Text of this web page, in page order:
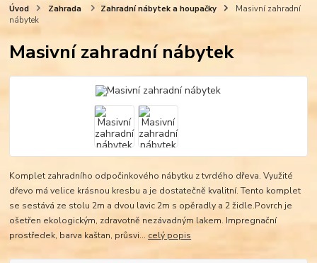
Úvod Zahrada Zahradní nábytek a houpačky
Masivní zahradní
nábytek
Masivní zahradní nábytek
Komplet zahradního odpočinkového nábytku z tvrdého dřeva. Využité
dřevo má velice krásnou kresbu a je dostatečně kvalitní. Tento komplet
se sestává ze stolu 2m a dvou lavic 2m s opěradly a 2 židle.Povrch je
ošetřen ekologickým, zdravotně nezávadným lakem. Impregnační
prostředek, barva kaštan, průsvi... celý popis